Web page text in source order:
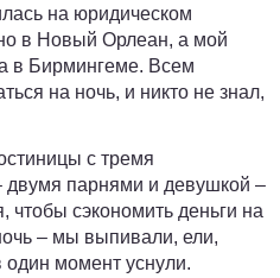
на юридическом
в Новый Орлеан, а мой
в Бирмингеме. Всем
на ночь, и никто не знал,
с тремя
двумя парнями и девушкой –
сэкономить деньги на
– мы выпивали, ели,
один момент уснули.